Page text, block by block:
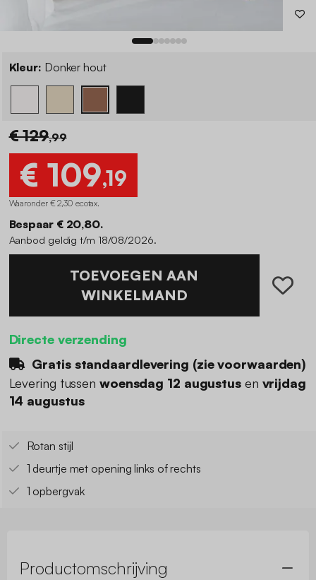
Kleur: Donker hout
€ 129,99
€ 109,19
Waaronder € 2,30 ecotax.
Bespaar € 20,80.
Aanbod geldig t/m 18/08/2026.
TOEVOEGEN AAN
WINKELMAND
Directe verzending
Gratis standaardlevering (zie voorwaarden)
Levering tussen woensdag 12 augustusen vrijdag
14 augustus
Rotan stijl
1 deurtje met opening links of rechts
1 opbergvak
Productomschrijving